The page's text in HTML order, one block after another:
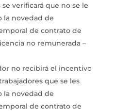
se verificará que no se le
la novedad de
de contrato de
no remunerada –
no recibirá el incentivo
que se les
la novedad de
de contrato de